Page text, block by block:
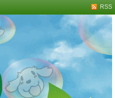
RSS
ング・無添加おや